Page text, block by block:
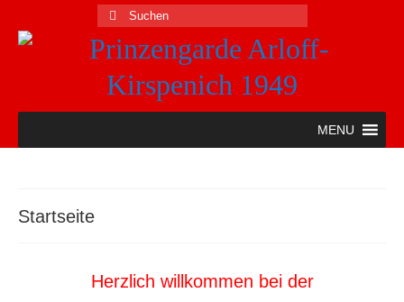
Suche
nach:
MENU
Startseite
Herzlich willkommen bei der